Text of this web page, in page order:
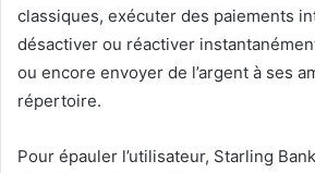
classiques, exécuter des paiements
désactiver ou réactiver
ou encore envoyer de l’argent à ses
répertoire.
Pour épauler l’utilisateur, Starling